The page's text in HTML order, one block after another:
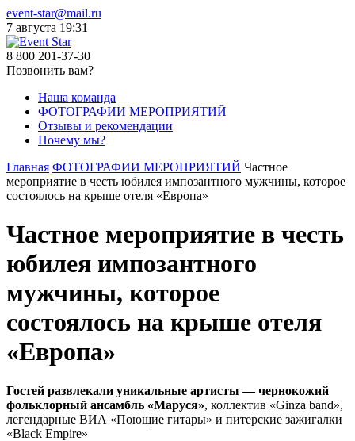
event-star@mail.ru
7 августа 19:31
8 800 201-37-30
Позвонить вам?
Наша команда
ФОТОГРАФИИ МЕРОПРИЯТИЙ
Отзывы и рекомендации
Почему мы?
Главная ФОТОГРАФИИ МЕРОПРИЯТИЙ Частное
мероприятие в честь юбилея импозантного мужчины, которое
состоялось на крыше отеля «Европа»
Частное мероприятие в честь
юбилея импозантного
мужчины, которое
состоялось на крыше отеля
«Европа»
Гостей развлекали уникальные артисты — чернокожий
фольклорный ансамбль «Маруся», коллектив «Ginza band»,
легендарные ВИА «Поющие гитары» и питерские зажигалки
«Black Empire»